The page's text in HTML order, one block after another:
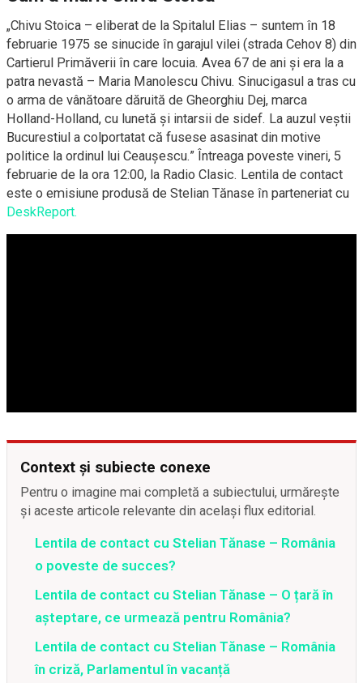
„Chivu Stoica – eliberat de la Spitalul Elias – suntem în 18
februarie 1975 se sinucide în garajul vilei (strada Cehov 8) din
Cartierul Primăverii în care locuia. Avea 67 de ani și era la a
patra nevastă – Maria Manolescu Chivu. Sinucigasul a tras cu
o arma de vânătoare dăruită de Gheorghiu Dej, marca
Holland-Holland, cu lunetă și intarsii de sidef. La auzul veștii
Bucurestiul a colportatat că fusese asasinat din motive
politice la ordinul lui Ceaușescu.” Întreaga poveste vineri, 5
februarie de la ora 12:00, la Radio Clasic. Lentila de contact
este o emisiune produsă de Stelian Tănase în parteneriat cu
DeskReport.
Context și subiecte conexe
Pentru o imagine mai completă a subiectului, urmărește
și aceste articole relevante din același flux editorial.
Lentila de contact cu Stelian Tănase – România
o poveste de succes?
Lentila de contact cu Stelian Tănase – O țară în
așteptare, ce urmează pentru România?
Lentila de contact cu Stelian Tănase – România
în criză, Parlamentul în vacanță